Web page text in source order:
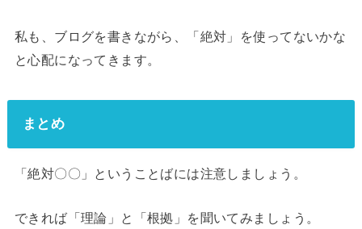
私も、ブログを書きながら、「絶対」を使ってないかな
と心配になってきます。
まとめ
「絶対〇〇」ということばには注意しましょう。
できれば「理論」と「根拠」を聞いてみましょう。